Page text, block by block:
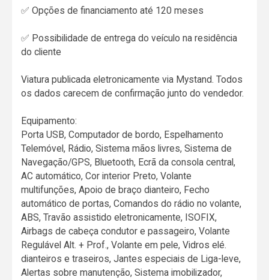
✅ Opções de financiamento até 120 meses
✅ Possibilidade de entrega do veículo na residência
do cliente
Viatura publicada eletronicamente via Mystand. Todos
os dados carecem de confirmação junto do vendedor.
Equipamento:
Porta USB, Computador de bordo, Espelhamento
Telemóvel, Rádio, Sistema mãos livres, Sistema de
Navegação/GPS, Bluetooth, Ecrã da consola central,
AC automático, Cor interior Preto, Volante
multifunções, Apoio de braço dianteiro, Fecho
automático de portas, Comandos do rádio no volante,
ABS, Travão assistido eletronicamente, ISOFIX,
Airbags de cabeça condutor e passageiro, Volante
Regulável Alt. + Prof., Volante em pele, Vidros elé.
dianteiros e traseiros, Jantes especiais de Liga-leve,
Alertas sobre manutenção, Sistema imobilizador,